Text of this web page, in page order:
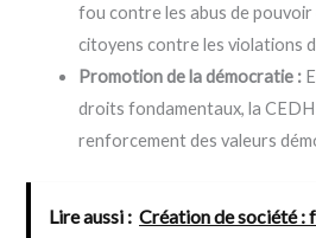
fou contre les abus de
citoyens contre les violations
Promotion de la démocratie :
droits fondamentaux, la
renforcement des valeurs
Lire aussi : Création de société :